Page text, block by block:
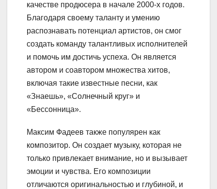
качестве продюсера в начале 2000-х годов.
Благодаря своему таланту и умению
распознавать потенциал артистов, он смог
создать команду талантливых исполнителей
и помочь им достичь успеха. Он является
автором и соавтором множества хитов,
включая такие известные песни, как
«Знаешь», «Солнечный круг» и
«Бессонница».
Максим Фадеев также популярен как
композитор. Он создает музыку, которая не
только привлекает внимание, но и вызывает
эмоции и чувства. Его композиции
отличаются оригинальностью и глубиной, и